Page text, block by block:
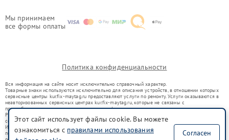
Мы принимаем
все формы оплаты
Политика конфиденциальности
Вся информация на сайте носит исключительно справочный характер.
Товарные знаки используются исключительно для описания устройств, в отношении которых
сервисные центры kur.fix-maytag.ru предоставляют услуги по ремонту. Услуги оказываются в
неавторизованных сервисных центрах kur.fix-maytag.ru, которые не связаны с
правообладателями товарных знаков или их официальными представителями.
Ремонт осуществляется для устройств, уже введенных в гражданский оборот в соответствии
со статьей 1487 ГК РФ.
Использование товарных знаков не преследует цели индивидуализации услуг или введения
потребителей в заблуждение, а служит для информирования о предоставляемых услугах по
Этот сайт использует файлы cookie. Вы можете
ознакомиться с правилами использования
Согласен